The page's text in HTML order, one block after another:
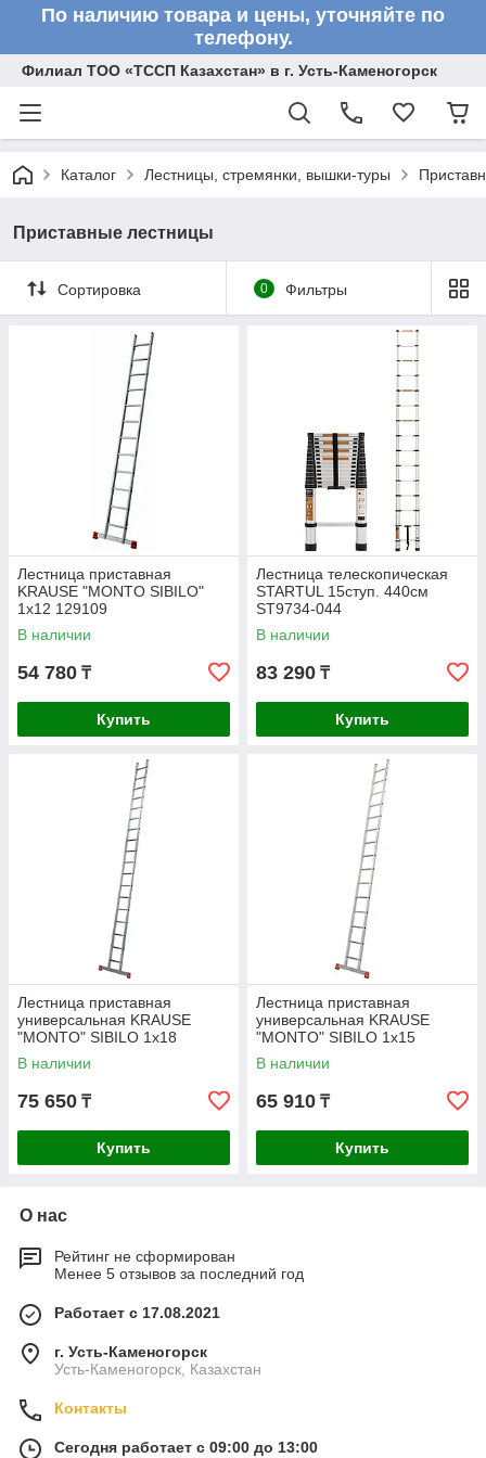
По наличию товара и цены, уточняйте по
телефону.
Филиал ТОО «ТССП Казахстан» в г. Усть-Каменогорск
Каталог Лестницы, стремянки, вышки-туры
Приставные лестницы
Сортировка 0 Фильтры
Лестница приставная
KRAUSE "MONTO SIBILO"
1х12 129109
В наличии
54 780 ₸
Купить
Лестница телескопическая
STARTUL 15ступ. 440см
ST9734-044
В наличии
83 290 ₸
Купить
Лестница приставная
универсальная KRAUSE
"MONTO" SIBILO 1x18
129154
В наличии
75 650 ₸
Купить
Лестница приставная
универсальная KRAUSE
"MONTO" SIBILO 1x15
129123
В наличии
65 910 ₸
Купить
О нас
Рейтинг не сформирован
Менее 5 отзывов за последний год
Работает с 17.08.2021
г. Усть-Каменогорск
Усть-Каменогорск, Казахстан
Контакты
Сегодня работает с 09:00 до 13:00